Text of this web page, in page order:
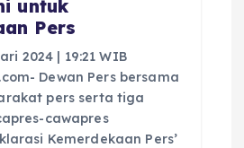
untuk
Pers
2024 | 19:21 WIB
Dewan Pers bersama
pers serta tiga
cawapres
Kemerdekaan Pers’